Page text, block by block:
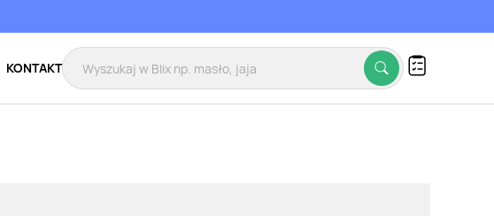
KONTAKT